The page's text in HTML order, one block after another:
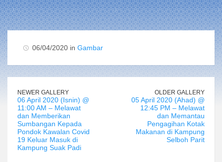
06/04/2020 in Gambar
NEWER GALLERY
06 April 2020 (Isnin) @
11:00 AM – Melawat
dan Memberikan
Sumbangan Kepada
Pondok Kawalan Covid
19 Keluar Masuk di
Kampung Suak Padi
OLDER GALLERY
05 April 2020 (Ahad) @
12:45 PM – Melawat
dan Memantau
Pengagihan Kotak
Makanan di Kampung
Selboh Parit